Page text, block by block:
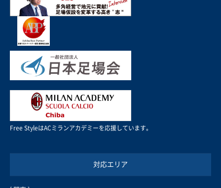
Free StyleはACミランアカデミーを応援しています。
対応エリア